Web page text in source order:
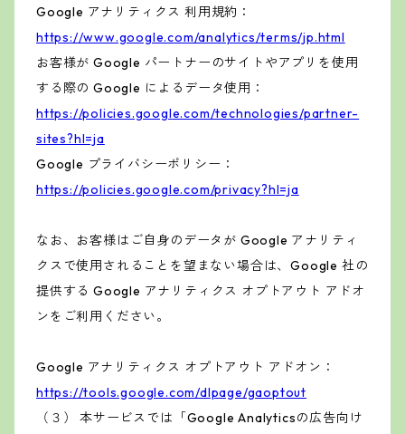
Google アナリティクス 利用規約：
https://www.google.com/analytics/terms/jp.html
お客様が Google パートナーのサイトやアプリを使用
する際の Google によるデータ使用：
https://policies.google.com/technologies/partner-
sites?hl=ja
Google プライバシーポリシー：
https://policies.google.com/privacy?hl=ja
なお、お客様はご自身のデータが Google アナリティ
クスで使用されることを望まない場合は、Google 社の
提供する Google アナリティクス オプトアウト アドオ
ンをご利用ください。
Google アナリティクス オプトアウト アドオン：
https://tools.google.com/dlpage/gaoptout
（３） 本サービスでは「Google Analyticsの広告向け